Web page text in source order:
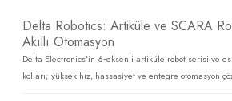
Delta Robotics: Artiküle ve SCARA
Akıllı Otomasyon
Delta Electronics’in 6‑eksenli artiküle robot serisi ve
kolları; yüksek hız, hassasiyet ve entegre otomasyon